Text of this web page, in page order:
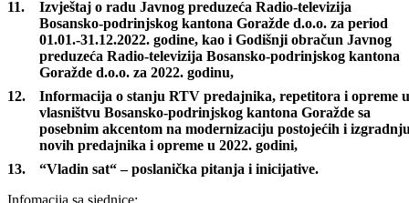
cesta Bosansko-podrinjskog kantona Goražde za period
2024.-2034. godina,
Izvještaj o radu Javnog preduzeća Radio-televizija
Bosansko-podrinjskog kantona Goražde d.o.o. za period
01.01.-31.12.2022. godine, kao i Godišnji obračun Javnog
preduzeća Radio-televizija Bosansko-podrinjskog kantona
Goražde d.o.o. za 2022. godinu,
Informacija o stanju RTV predajnika, repetitora i opreme
vlasništvu Bosansko-podrinjskog kantona Goražde sa
posebnim akcentom na modernizaciju postojećih i
novih predajnika i opreme u 2022. godini,